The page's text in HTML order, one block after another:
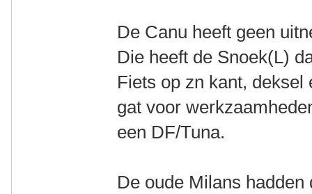
De Canu heeft geen
Die heeft de Snoek(L)
Fiets op zn kant,
gat voor
een DF/Tuna.
De oude Milans